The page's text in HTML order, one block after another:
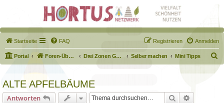
Startseite FAQ Anmelden
Registrieren
Portal Foren-Übersicht Drei Zonen Garten Selber machen Mini Tipps
u
ALTE APFELBÄUME
Antworten Suche